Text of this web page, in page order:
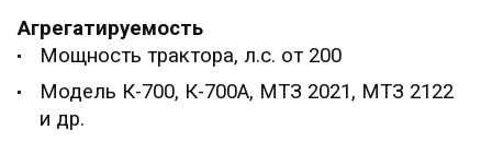
Агрегатируемость
Мощность трактора, л.с. от 200
Модель К-700, К-700А, МТЗ 2021, МТЗ 2122
и др.